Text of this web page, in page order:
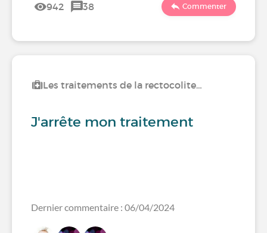
942 38 Commenter
Les traitements de la rectocolite…
J'arrête mon traitement
Dernier commentaire : 06/04/2024